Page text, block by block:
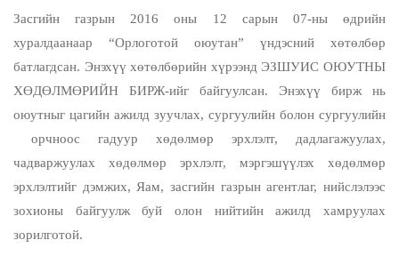
Засгийн газрын 2016 оны 12 сарын 07-ны өдрийн
хуралдаанаар “Орлоготой оюутан” үндэсний хөтөлбөр
батлагдсан. Энэхүү хөтөлбөрийн хүрээнд ЭЗШУИС ОЮУТНЫ
ХӨДӨЛМӨРИЙН БИРЖ-ийг байгуулсан. Энэхүү бирж нь
оюутныг цагийн ажилд зуучлах, сургуулийн болон сургуулийн
орчноос гадуур хөдөлмөр эрхлэлт, дадлагажуулах,
чадваржуулах хөдөлмөр эрхлэлт, мэргэшүүлэх хөдөлмөр
эрхлэлтийг дэмжих, Яам, засгийн газрын агентлаг, нийслэлээс
зохионы байгуулж буй олон нийтийн ажилд хамруулах
зорилготой.